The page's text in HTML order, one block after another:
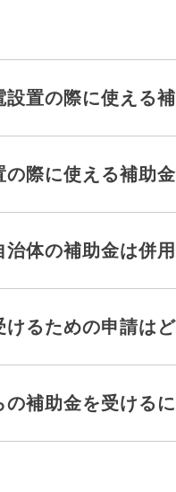
設置の際に使える
の際に使える補助
治体の補助金は併
けるための申請は
の補助金を受ける